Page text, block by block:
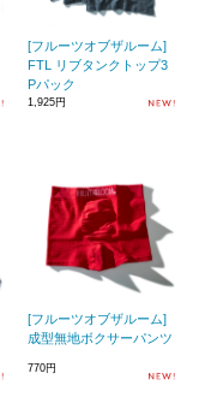
[フルーツオブザルーム]
FTL リブタンクトップ3
Pパック
1,925円
[フルーツオブザルーム]
成型無地ボクサーパンツ
770円